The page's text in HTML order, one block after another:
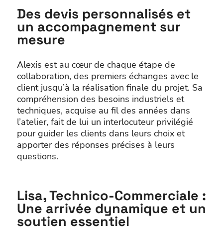
Des devis personnalisés et
un accompagnement sur
mesure
Alexis est au cœur de chaque étape de
collaboration, des premiers échanges avec le
client jusqu’à la réalisation finale du projet. Sa
compréhension des besoins industriels et
techniques, acquise au fil des années dans
l’atelier, fait de lui un interlocuteur privilégié
pour guider les clients dans leurs choix et
apporter des réponses précises à leurs
questions.
Lisa, Technico-Commerciale :
Une arrivée dynamique et un
soutien essentiel